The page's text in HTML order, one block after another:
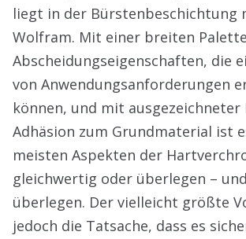
liegt in der Bürstenbeschichtung
Wolfram. Mit einer breiten
Abscheidungseigenschaften, die
von Anwendungsanforderungen
können, und mit ausgezeichneter
Adhäsion zum Grundmaterial ist
meisten Aspekten der
gleichwertig oder überlegen –
überlegen. Der vielleicht größte
jedoch die Tatsache, dass es